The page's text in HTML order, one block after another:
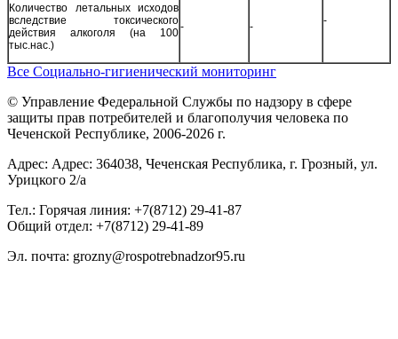
Количество летальных исходов
вследствие токсического
действия алкоголя (на 100
тыс.нас.)
- - -
Все Социально-гигиенический мониторинг
© Управление Федеральной Службы по надзору в сфере
защиты прав потребителей и благополучия человека по
Чеченской Республике, 2006-2026 г.
Адрес: Адрес: 364038, Чеченская Республика, г. Грозный, ул.
Урицкого 2/а
Тел.: Горячая линия: +7(8712) 29-41-87
Общий отдел: +7(8712) 29-41-89
Эл. почта: grozny@rospotrebnadzor95.ru